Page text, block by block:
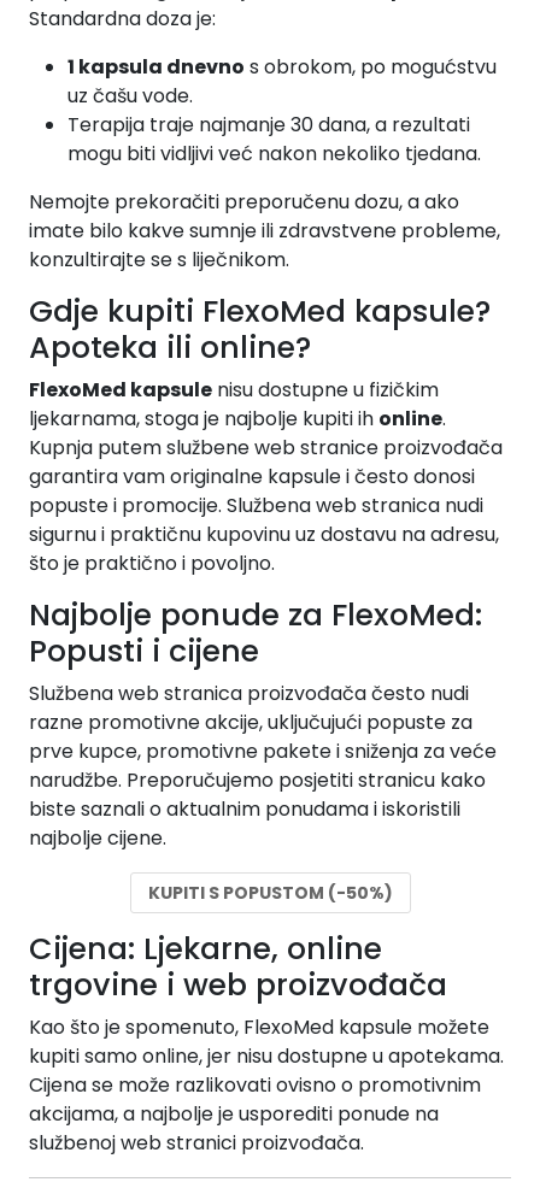
Standardna doza je:
1 kapsula dnevno s obrokom, po mogućstvu
uz čašu vode.
Terapija traje najmanje 30 dana, a rezultati
mogu biti vidljivi već nakon nekoliko tjedana.
Nemojte prekoračiti preporučenu dozu, a ako
imate bilo kakve sumnje ili zdravstvene probleme,
konzultirajte se s liječnikom.
Gdje kupiti FlexoMed kapsule?
Apoteka ili online?
FlexoMed kapsule nisu dostupne u fizičkim
ljekarnama, stoga je najbolje kupiti ih online.
Kupnja putem službene web stranice proizvođača
garantira vam originalne kapsule i često donosi
popuste i promocije. Službena web stranica nudi
sigurnu i praktičnu kupovinu uz dostavu na adresu,
što je praktično i povoljno.
Najbolje ponude za FlexoMed:
Popusti i cijene
Službena web stranica proizvođača često nudi
razne promotivne akcije, uključujući popuste za
prve kupce, promotivne pakete i sniženja za veće
narudžbe. Preporučujemo posjetiti stranicu kako
biste saznali o aktualnim ponudama i iskoristili
najbolje cijene.
KUPITI S POPUSTOM (-50%)
Cijena: Ljekarne, online
trgovine i web proizvođača
Kao što je spomenuto, FlexoMed kapsule možete
kupiti samo online, jer nisu dostupne u apotekama.
Cijena se može razlikovati ovisno o promotivnim
akcijama, a najbolje je usporediti ponude na
službenoj web stranici proizvođača.